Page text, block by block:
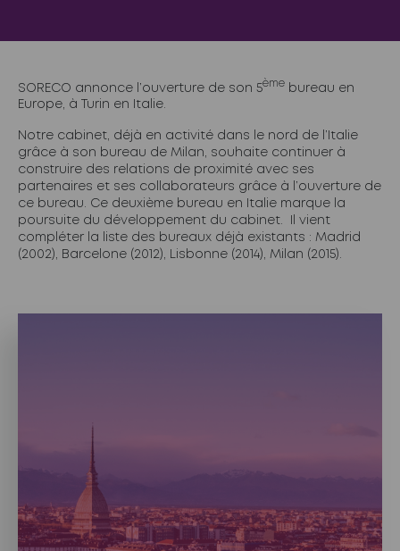
SORECO annonce l’ouverture de son 5ème bureau en
Europe, à Turin en Italie.
Notre cabinet, déjà en activité dans le nord de l’Italie
grâce à son bureau de Milan, souhaite continuer à
construire des relations de proximité avec ses
partenaires et ses collaborateurs grâce à l’ouverture de
ce bureau. Ce deuxième bureau en Italie marque la
poursuite du développement du cabinet. Il vient
compléter la liste des bureaux déjà existants : Madrid
(2002), Barcelone (2012), Lisbonne (2014), Milan (2015).